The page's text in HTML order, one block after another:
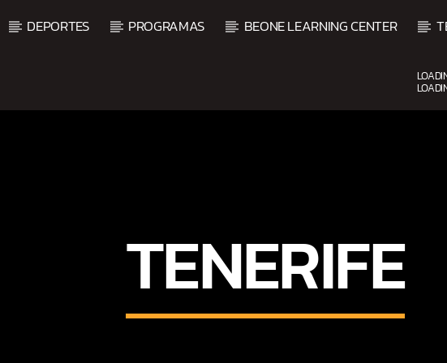
DEPORTES PROGRAMAS BEONE LEARNING CENTER
3:00 AM 6:00 AM
TENERIFE